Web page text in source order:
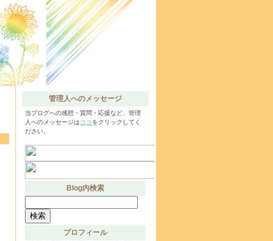
管理人へのメッセージ
当ブログへの感想・質問・応援など、管理
人へのメッセージはココ をクリックしてく
ださい。
Blog内検索
索:
プロフィール